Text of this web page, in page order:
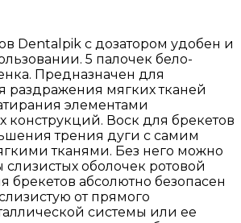
Dentalpik с дозатором удобен и
5 палочек бело-
Предназначен для
раздражения мягких тканей
элементами
конструкций. Воск для брекетов
трения дуги с самим
тканями. Без него можно
слизистых оболочек ротовой
брекетов абсолютно безопасен
от прямого
системы или ее